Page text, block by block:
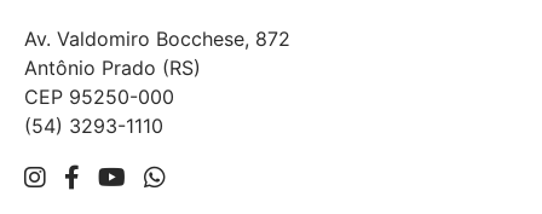
Av. Valdomiro Bocchese, 872
Antônio Prado (RS)
CEP 95250-000
(54) 3293-1110